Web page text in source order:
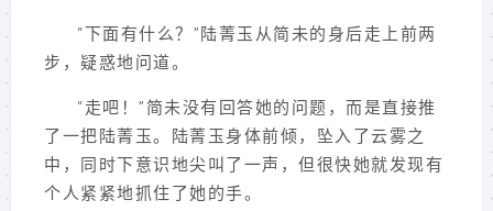
“下面有什么？”陆菁玉从简未的身后走上前两
步，疑惑地问道。
“走吧！”简未没有回答她的问题，而是直接推
了一把陆菁玉。陆菁玉身体前倾，坠入了云雾之
中，同时下意识地尖叫了一声，但很快她就发现有
个人紧紧地抓住了她的手。